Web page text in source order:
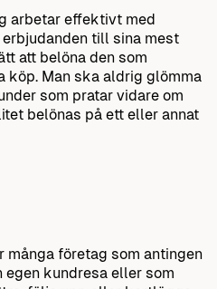
arbetar effektivt med
till sina mest
att belöna den som
köp. Man ska aldrig glömma
som pratar vidare om
belönas på ett eller annat
många företag som antingen
egen kundresa eller som